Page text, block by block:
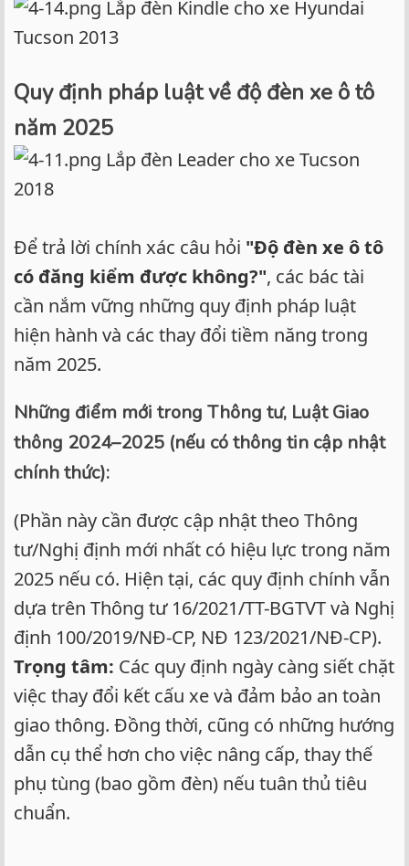
Lắp đèn Kindle cho xe Hyundai
Tucson 2013
Quy định pháp luật về độ đèn xe ô tô
năm 2025
Lắp đèn Leader cho xe Tucson
2018
Để trả lời chính xác câu hỏi "Độ đèn xe ô tô
có đăng kiểm được không?", các bác tài
cần nắm vững những quy định pháp luật
hiện hành và các thay đổi tiềm năng trong
năm 2025.
Những điểm mới trong Thông tư, Luật Giao
thông 2024–2025 (nếu có thông tin cập nhật
chính thức):
(Phần này cần được cập nhật theo Thông
tư/Nghị định mới nhất có hiệu lực trong năm
2025 nếu có. Hiện tại, các quy định chính vẫn
dựa trên Thông tư 16/2021/TT-BGTVT và Nghị
định 100/2019/NĐ-CP, NĐ 123/2021/NĐ-CP).
Trọng tâm: Các quy định ngày càng siết chặt
việc thay đổi kết cấu xe và đảm bảo an toàn
giao thông. Đồng thời, cũng có những hướng
dẫn cụ thể hơn cho việc nâng cấp, thay thế
phụ tùng (bao gồm đèn) nếu tuân thủ tiêu
chuẩn.